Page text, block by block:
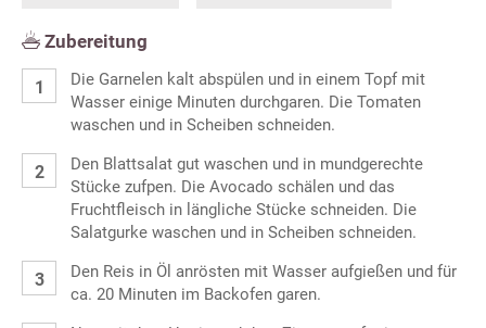
Zubereitung
Die Garnelen kalt abspülen und in einem Topf mit
Wasser einige Minuten durchgaren. Die Tomaten
waschen und in Scheiben schneiden.
Den Blattsalat gut waschen und in mundgerechte
Stücke zufpen. Die Avocado schälen und das
Fruchtfleisch in längliche Stücke schneiden. Die
Salatgurke waschen und in Scheiben schneiden.
Den Reis in Öl anrösten mit Wasser aufgießen und für
ca. 20 Minuten im Backofen garen.